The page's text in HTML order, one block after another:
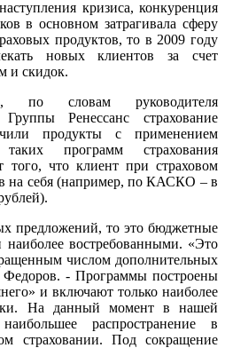
кризиса, конкуренция
в основном затрагивала сферу
продуктов, то в 2009 году
новых клиентов за счет
и скидок.
по словам руководителя
Группы Ренессанс страхование
продукты с применением
программ страхования
того, что клиент при страховом
на себя (например, по КАСКО – в
предложений, то это бюджетные
востребованными. «Это
числом дополнительных
- Программы построены
и включают только наиболее
На данный момент в нашей
распространение в
страховании. Под сокращение